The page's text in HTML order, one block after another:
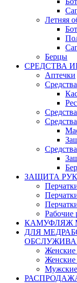
Летняя
Берцы
СРЕДСТВА
Аптечки
ЗАЩИТА РУК
Рабочие
КАМУФЛЯЖ
ДЛЯ
Женские